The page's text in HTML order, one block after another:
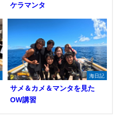
ケラマンタ
海日記
サメ＆カメ＆マンタを見た
OW講習